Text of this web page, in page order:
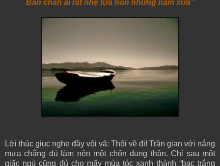
Bàn chân ai rất nhẹ tựa hồn những năm xưa”
Lời thúc giục nghe đầy vội vã: Thôi về đi! Trần gian với nắng
mưa chẳng đủ làm nên một chốn dung thân. Chỉ sau một
giấc ngủ cũng đủ cho mấy mùa tóc xanh thành “bạc trắng